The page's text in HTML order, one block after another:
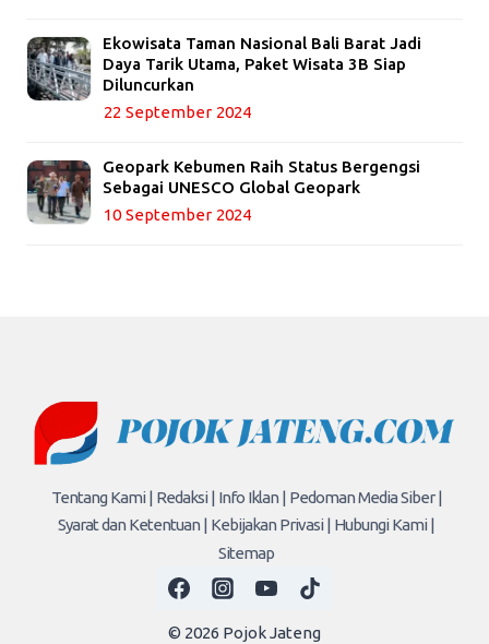
Ekowisata Taman Nasional Bali Barat Jadi
Daya Tarik Utama, Paket Wisata 3B Siap
Diluncurkan
22 September 2024
Geopark Kebumen Raih Status Bergengsi
Sebagai UNESCO Global Geopark
10 September 2024
Tentang Kami | Redaksi | Info Iklan | Pedoman Media Siber |
Syarat dan Ketentuan | Kebijakan Privasi | Hubungi Kami |
Sitemap
© 2026 Pojok Jateng